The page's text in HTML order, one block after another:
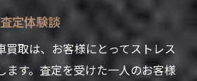
ラスの査定力
を追求する姿勢
ズ独自の買取システム
定体験談
買取は、お客様にとってストレス
ます。査定を受けた一人のお客様